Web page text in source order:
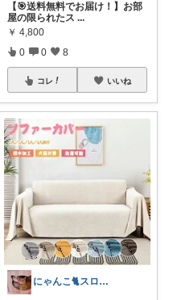
【🎯送料無料でお届け！】お部
屋の限られたス ...
￥ 4,800
0 0 8
コレ いいね
にゃんこ🐈スローです🐢💦